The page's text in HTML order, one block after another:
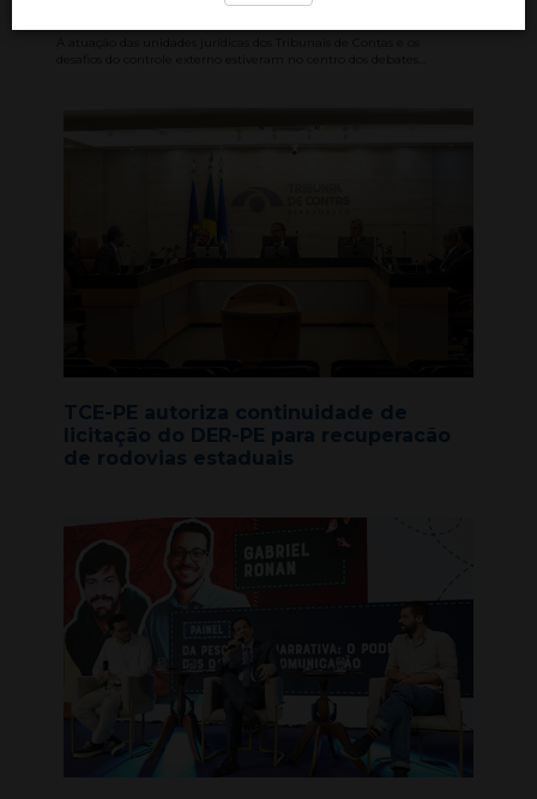
TCE-PE autoriza continuidade de
licitação do DER-PE para recuperacão
de rodovias estaduais